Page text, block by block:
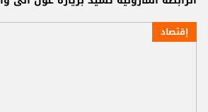
إقتصاد